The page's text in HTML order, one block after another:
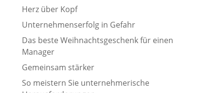
Herz über Kopf
Unternehmenserfolg in Gefahr
Das beste Weihnachtsgeschenk für einen
Manager
Gemeinsam stärker
So meistern Sie unternehmerische